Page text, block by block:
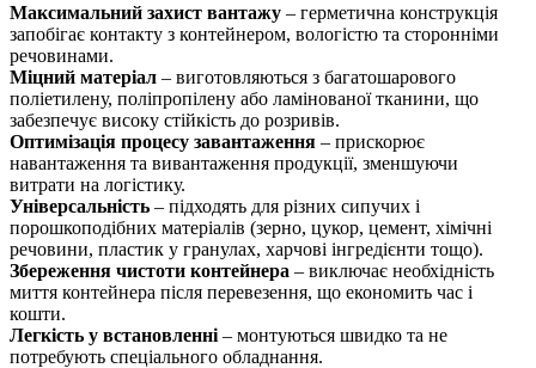
Максимальний захист вантажу – герметична конструкція
запобігає контакту з контейнером, вологістю та сторонніми
речовинами.
Міцний матеріал – виготовляються з багатошарового
поліетилену, поліпропілену або ламінованої тканини, що
забезпечує високу стійкість до розривів.
Оптимізація процесу завантаження – прискорює
навантаження та вивантаження продукції, зменшуючи
витрати на логістику.
Універсальність – підходять для різних сипучих і
порошкоподібних матеріалів (зерно, цукор, цемент, хімічні
речовини, пластик у гранулах, харчові інгредієнти тощо).
Збереження чистоти контейнера – виключає необхідність
миття контейнера після перевезення, що економить час і
кошти.
Легкість у встановленні – монтуються швидко та не
потребують спеціального обладнання.